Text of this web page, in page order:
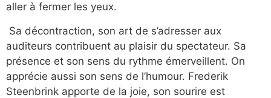
aller à fermer les yeux.
Sa décontraction, son art de s’adresser aux
auditeurs contribuent au plaisir du spectateur. Sa
présence et son sens du rythme émerveillent. On
apprécie aussi son sens de l’humour. Frederik
Steenbrink apporte de la joie, son sourire est